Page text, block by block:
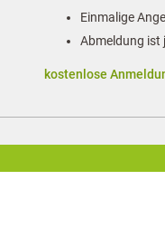
Einmalige
Abmeldung ist
kostenlose